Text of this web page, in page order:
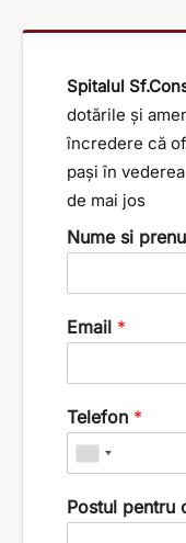
Spitalul
dotările și
încredere că
pași în
de mai jos
Nume si
Email *
Telefon *
Postul pentru